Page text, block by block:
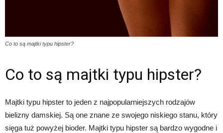
Co to są majtki typu hipster?
Co to są majtki typu hipster?
Majtki typu hipster to jeden z najpopularniejszych rodzajów
bielizny damskiej. Są one znane ze swojego niskiego stanu, który
sięga tuż powyżej bioder. Majtki typu hipster są bardzo wygodne i